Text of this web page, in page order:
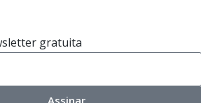
gratuita
Assinar